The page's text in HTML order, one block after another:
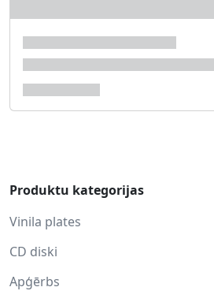
Produktu kategorijas
Vinila plates
CD diski
Apģērbs